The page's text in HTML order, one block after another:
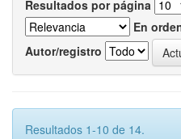
Resultados por página
En
Autor/registro
Resultados 1-10 de 14.